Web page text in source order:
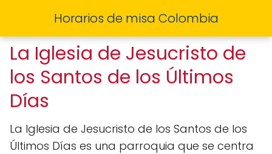
Horarios de misa Colombia
La Iglesia de Jesucristo de
los Santos de los Últimos
Días
La Iglesia de Jesucristo de los Santos de los
Últimos Días es una parroquia que se centra